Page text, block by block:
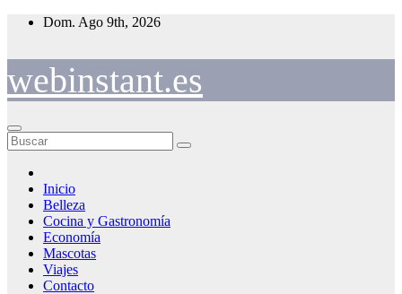
Saltar
Dom. Ago 9th, 2026
webinstant.es
Inicio
Belleza
Cocina y Gastronomía
Economía
Mascotas
Viajes
Contacto